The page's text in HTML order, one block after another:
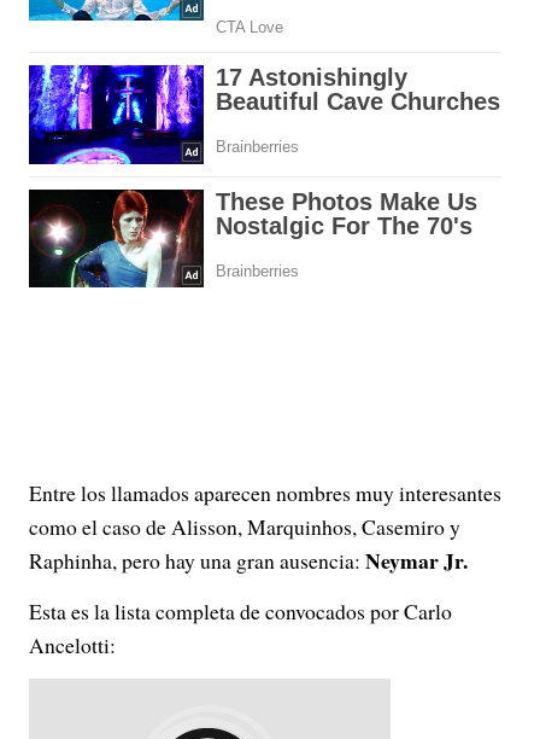
Entre los llamados aparecen nombres muy interesantes
como el caso de Alisson, Marquinhos, Casemiro y
Raphinha, pero hay una gran ausencia: Neymar Jr.
Esta es la lista completa de convocados por Carlo
Ancelotti: